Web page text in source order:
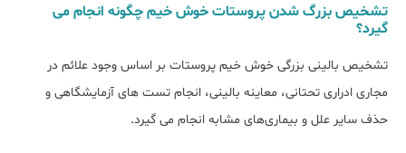
تشخیص بزرگ شدن پروستات خوش خیم چگونه انجام می
گیرد؟
تشخیص بالینی بزرگی خوش خیم پروستات بر اساس وجود علائم در
مجاری ادراری تحتانی، معاینه بالینی، انجام تست ‌های آزمایشگاهی و
حذف سایر علل و بیماری‌های مشابه انجام می گیرد.